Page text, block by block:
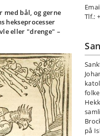
med bål, og gerne
hekseprocesser
eller "drenge" –
Tlf.:
på